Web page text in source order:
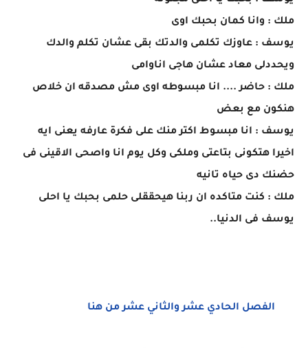
ملك : وانا كمان بحبك اوى
يوسف : عاوزك تكلمى والدتك بقى عشان تكلم والدك
ويحددلى معاد عشان هاجى اناوامى
ملك : حاضر .... انا مبسوطه اوى مش مصدقه ان خلاص
هنكون مع بعض
يوسف : انا مبسوط اكتر منك على فكرة عارفه يعنى ايه
اخيرا هتكونى بتاعتى وملكى وكل يوم انا واصحى الاقينى فى
حضنك دى حياه تانيه
ملك : كنت متاكده ان ربنا هيحققلى حلمى بحبك يا احلى
يوسف فى الدنيا..
الفصل الحادي عشر والثاني عشر من هنا